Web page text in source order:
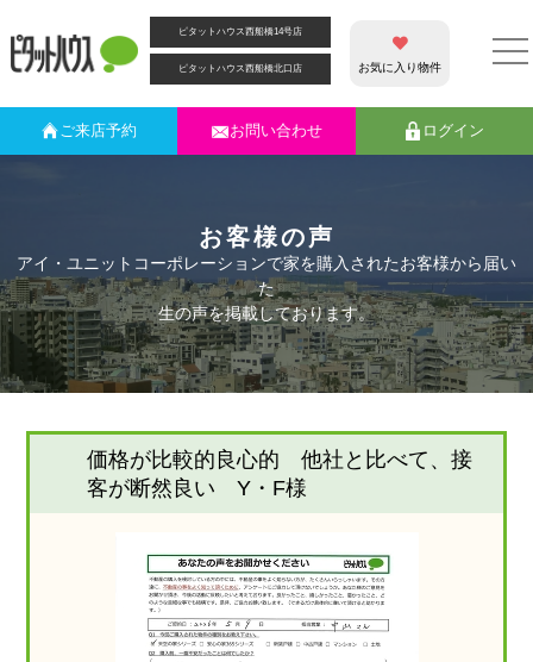
ピタットハウス西船橋14号店
ピタットハウス西船橋北口店 お気に入り物件
ご来店予約 お問い合わせ ログイン
お客様の声
アイ・ユニットコーポレーションで家を購入されたお客様から届い
た
生の声を掲載しております。
価格が比較的良心的 他社と比べて、接
客が断然良い Y・F様